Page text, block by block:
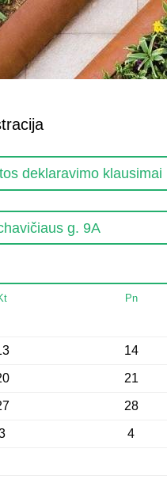
deklaravimo klausimai
g. 9A
Pn
14
21
28
4